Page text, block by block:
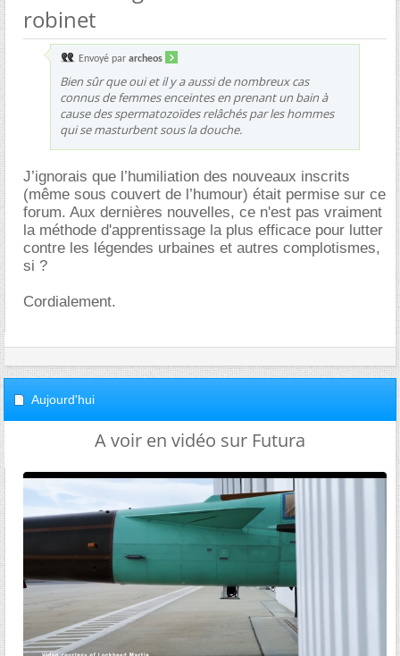
robinet
Envoyé par archeos
Bien sûr que oui et il y a aussi de nombreux cas
connus de femmes enceintes en prenant un bain à
cause des spermatozoïdes relâchés par les hommes
qui se masturbent sous la douche.
J’ignorais que l’humiliation des nouveaux inscrits
(même sous couvert de l’humour) était permise sur ce
forum. Aux dernières nouvelles, ce n'est pas vraiment
la méthode d'apprentissage la plus efficace pour lutter
contre les légendes urbaines et autres complotismes,
si ?
Cordialement.
Aujourd'hui
A voir en vidéo sur Futura